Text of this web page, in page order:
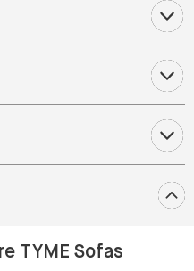
TYME Sofas